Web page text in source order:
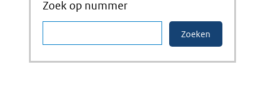
Zoek op nummer